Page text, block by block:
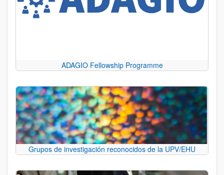
ADAGIO Fellowship Programme
Grupos de investigación reconocidos de la UPV/EHU